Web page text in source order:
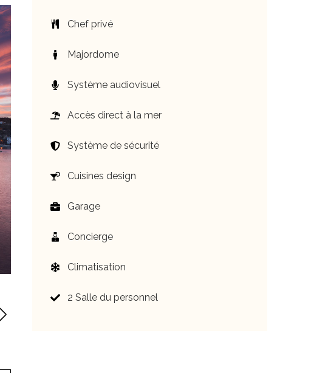
Chef privé
Majordome
Système audiovisuel
Accès direct à la mer
Système de sécurité
Cuisines design
Garage
Concierge
Climatisation
2 Salle du personnel